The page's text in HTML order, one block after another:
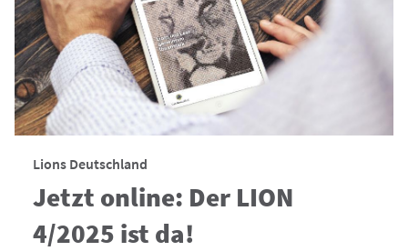
Lions Deutschland
Jetzt online: Der LION
4/2025 ist da!